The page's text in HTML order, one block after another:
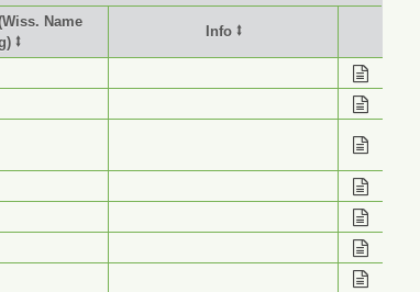
Name
⭥
Info ⭥
⭥